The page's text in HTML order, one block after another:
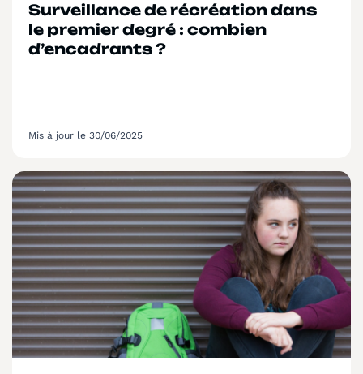
Surveillance de récréation dans
le premier degré : combien
d’encadrants ?
Mis à jour le 30/06/2025